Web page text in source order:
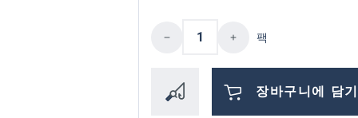
제품 수량: 원하는 값을
팩
장바구니에 담기